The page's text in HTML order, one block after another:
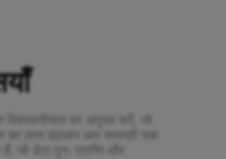
का लाभ उठाकर आप सामग्री तक
डेटा पुनः प्राप्ति और